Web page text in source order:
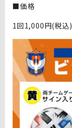
■価格
1回1,000円(税込)